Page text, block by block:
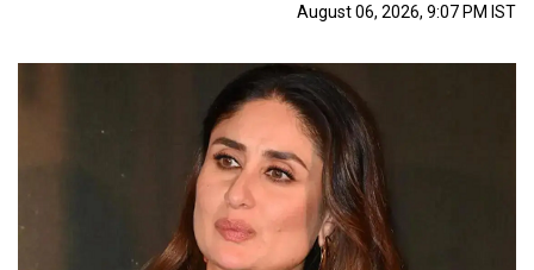
August 06, 2026, 9:07 PM IST